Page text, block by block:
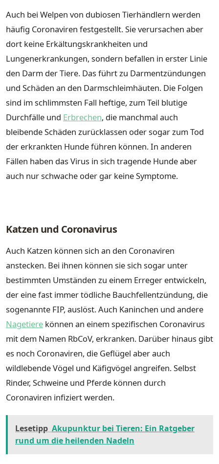
Auch bei Welpen von dubiosen Tierhändlern werden
häufig Coronaviren festgestellt. Sie verursachen aber
dort keine Erkältungskrankheiten und
Lungenerkrankungen, sondern befallen in erster Linie
den Darm der Tiere. Das führt zu Darmentzündungen
und Schäden an den Darmschleimhäuten. Die Folgen
sind im schlimmsten Fall heftige, zum Teil blutige
Durchfälle und Erbrechen, die manchmal auch
bleibende Schäden zurücklassen oder sogar zum Tod
der erkrankten Hunde führen können. In anderen
Fällen haben das Virus in sich tragende Hunde aber
auch nur schwache oder gar keine Symptome.
Katzen und Coronavirus
Auch Katzen können sich an den Coronaviren
anstecken. Bei ihnen können sie sich sogar unter
bestimmten Umständen zu einem Erreger entwickeln,
der eine fast immer tödliche Bauchfellentzündung, die
sogenannte FIP, auslöst. Auch Kaninchen und andere
Nagetiere können an einem spezifischen Coronavirus
mit dem Namen RbCoV, erkranken. Darüber hinaus gibt
es noch Coronaviren, die Geflügel aber auch
wildlebende Vögel und Käfigvögel angreifen. Selbst
Rinder, Schweine und Pferde können durch
Coronaviren infiziert werden.
Lesetipp Akupunktur bei Tieren: Ein Ratgeber
rund um die heilenden Nadeln